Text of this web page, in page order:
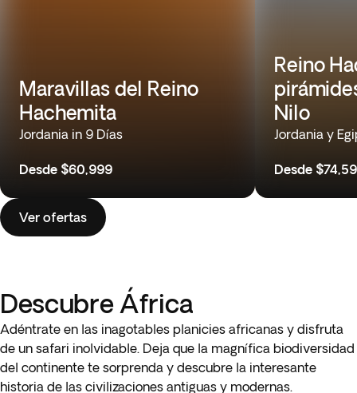
Maravillas del Reino
Hachemita
Jordania in 9 Días
Desde $60,999
Reino
Nilo
Jordania y
Desde
Ver ofertas
Descubre África
Adéntrate en las inagotables planicies africanas y disfruta
de un safari inolvidable. Deja que la magnífica biodiversidad
del continente te sorprenda y descubre la interesante
historia de las civilizaciones antiguas y modernas.